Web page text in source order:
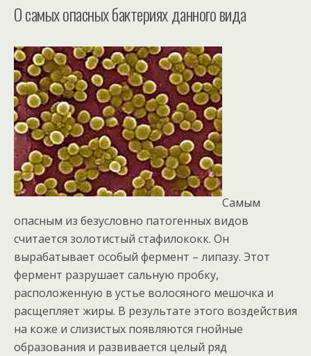
О самых опасных бактериях данного вида
Самым
опасным из безусловно патогенных видов
считается золотистый стафилококк. Он
вырабатывает особый фермент – липазу. Этот
фермент разрушает сальную пробку,
расположенную в устье волосяного мешочка и
расщепляет жиры. В результате этого воздействия
на коже и слизистых появляются гнойные
образования и развивается целый ряд